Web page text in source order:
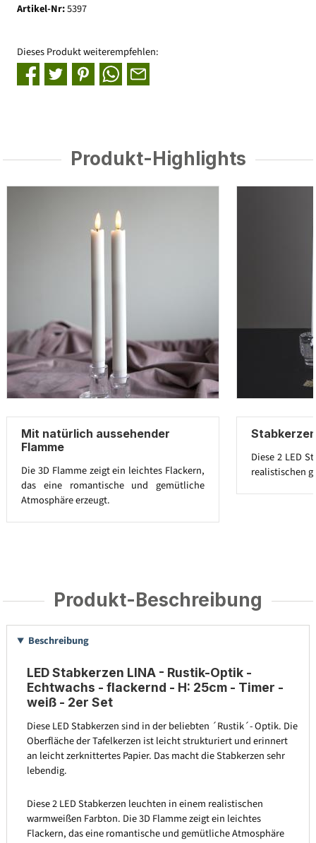
Artikel-Nr:5397
Dieses Produkt weiterempfehlen:
Produkt-Highlights
Mit natürlich aussehender
Flamme
Die 3D Flamme zeigt ein leichtes Flackern,
das eine romantische und gemütliche
Atmosphäre erzeugt.
Diese 2 LED
realistischen
Produkt-Beschreibung
Beschreibung
LED Stabkerzen LINA - Rustik-Optik -
Echtwachs - flackernd - H: 25cm - Timer -
weiß - 2er Set
Diese LED Stabkerzen sind in der beliebten ´Rustik´- Optik. Die
Oberfläche der Tafelkerzen ist leicht strukturiert und erinnert
an leicht zerknittertes Papier. Das macht die Stabkerzen sehr
lebendig.
Diese 2 LED Stabkerzen leuchten in einem realistischen
warmweißen Farbton. Die 3D Flamme zeigt ein leichtes
Flackern, das eine romantische und gemütliche Atmosphäre